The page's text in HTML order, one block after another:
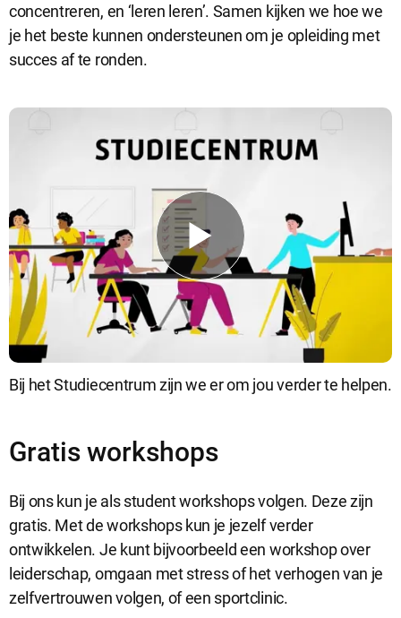
concentreren, en ‘leren leren’. Samen kijken we hoe we
je het beste kunnen ondersteunen om je opleiding met
succes af te ronden.
Bij het Studiecentrum zijn we er om jou verder te helpen.
Gratis workshops
Bij ons kun je als student workshops volgen. Deze zijn
gratis. Met de workshops kun je jezelf verder
ontwikkelen. Je kunt bijvoorbeeld een workshop over
leiderschap, omgaan met stress of het verhogen van je
zelfvertrouwen volgen, of een sportclinic.